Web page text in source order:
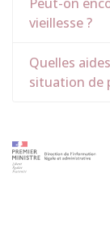
vieillesse ?
Quelles
situation de